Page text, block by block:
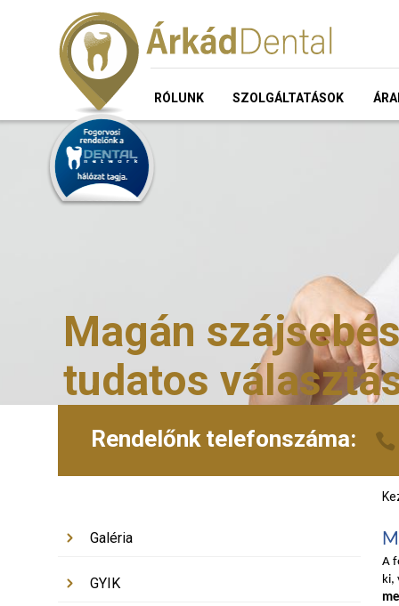
RÓLUNK SZOLGÁLTATÁSOK
Magán
tudatos
Rendelőnk telefonszáma:
Galéria
GYIK
A
ki,